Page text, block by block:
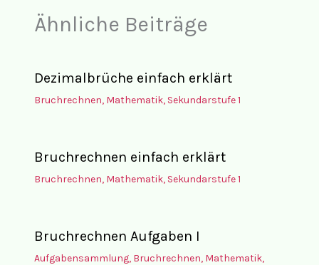
Ähnliche Beiträge
Dezimalbrüche einfach erklärt
Bruchrechnen, Mathematik, Sekundarstufe 1
Bruchrechnen einfach erklärt
Bruchrechnen, Mathematik, Sekundarstufe 1
Bruchrechnen Aufgaben I
Aufgabensammlung, Bruchrechnen, Mathematik,